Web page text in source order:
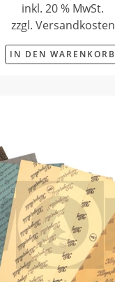
inkl. 20 % MwSt.
zzgl. Versandkosten
IN DEN WARENKORB